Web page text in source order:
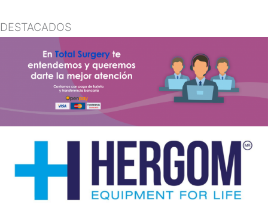
DESTACADOS